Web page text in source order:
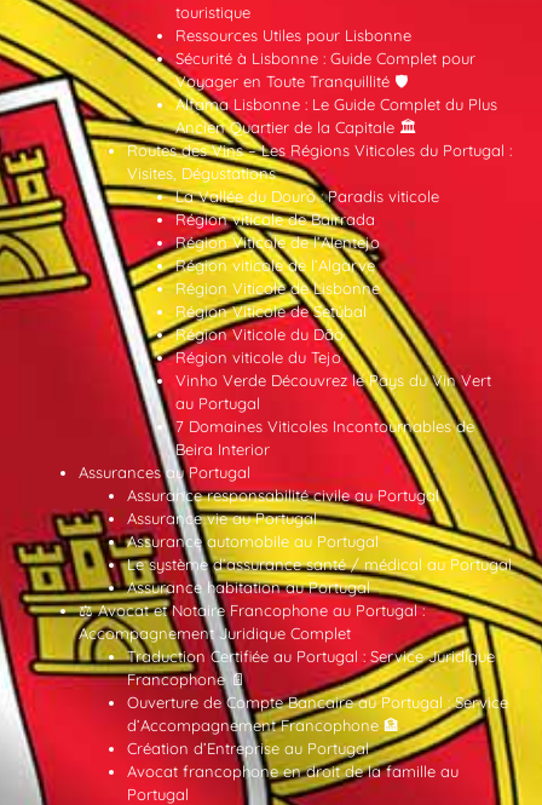
touristique
Ressources Utiles pour Lisbonne
Sécurité à Lisbonne : Guide Complet pour
Voyager en Toute Tranquillité 🛡️
Alfama Lisbonne : Le Guide Complet du Plus
Ancien Quartier de la Capitale 🏛️
Routes des Vins – Les Régions Viticoles du Portugal :
Visites, Dégustations
La Vallée du Douro : Paradis viticole
Région viticole de Bairrada
Région Viticole de l’Alentejo
Région viticole de l’Algarve
Région Viticole de Lisbonne
Région Viticole de Setúbal
Région Viticole du Dão
Région viticole du Tejo
Vinho Verde Découvrez le Pays du Vin Vert
au Portugal
7 Domaines Viticoles Incontournables de
Beira Interior
Assurances au Portugal
Assurance responsabilité civile au Portugal
Assurance vie au Portugal
Assurance automobile au Portugal
Le système d’assurance santé / médical au Portugal
Assurance habitation au Portugal
⚖️ Avocat et Notaire Francophone au Portugal :
Accompagnement Juridique Complet
Traduction Certifiée au Portugal : Service Juridique
Francophone 📄
Ouverture de Compte Bancaire au Portugal : Service
d’Accompagnement Francophone 🏦
Création d’Entreprise au Portugal
Avocat francophone en droit de la famille au
Portugal